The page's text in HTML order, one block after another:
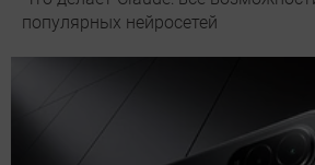
популярных нейросетей